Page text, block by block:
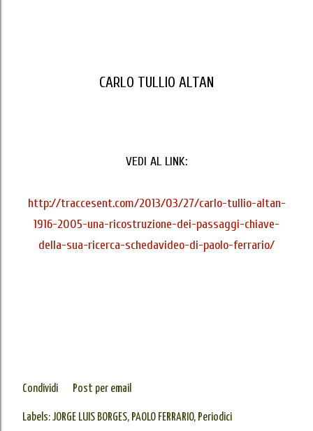
CARLO TULLIO ALTAN
VEDI AL LINK:
http://traccesent.com/2013/03/27/carlo-tullio-altan-
1916-2005-una-ricostruzione-dei-passaggi-chiave-
della-sua-ricerca-schedavideo-di-paolo-ferrario/
Condividi Post per email
Labels:JORGE LUIS BORGES PAOLO FERRARIO Periodici